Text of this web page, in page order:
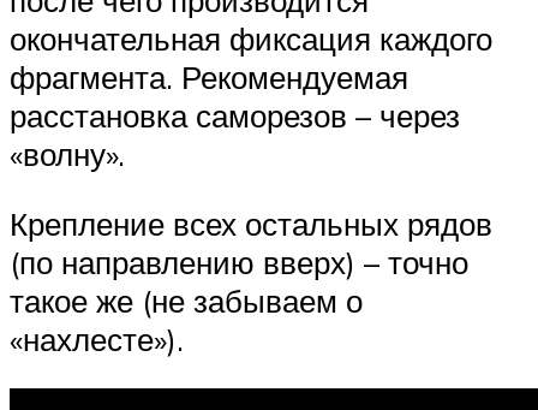
окончательная фиксация каждого
фрагмента. Рекомендуемая
расстановка саморезов – через
«волну».
Крепление всех остальных рядов
(по направлению вверх) – точно
такое же (не забываем о
«нахлесте»).